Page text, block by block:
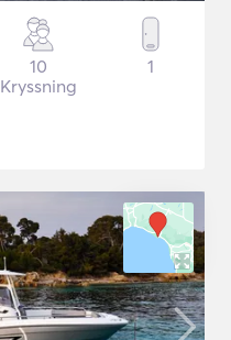
10
Kryssning
1